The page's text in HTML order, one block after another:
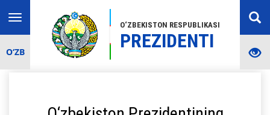
O‘ZBEKISTON RESPUBLIKASI
PREZIDENTI
Toggle
navigation
O‘ZB